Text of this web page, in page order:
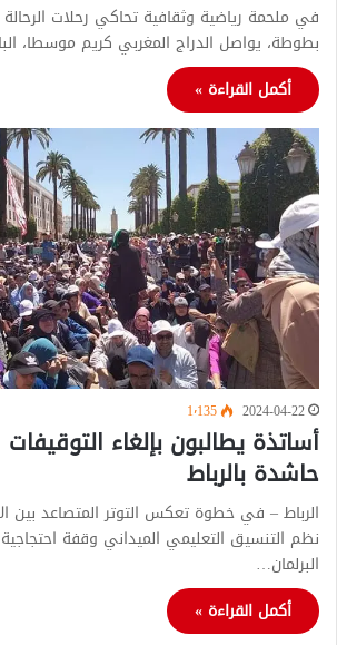
في ملحمة رياضية وثقافية تحاكي رحلات
بطوطة، يواصل الدراج المغربي كريم موسطا،
أكمل القراءة »
2024-04-22 1٬135
أساتذة يطالبون بإلغاء
حاشدة بالرباط
الرباط – في خطوة تعكس التوتر المتصاعد بين
نظم التنسيق التعليمي الميداني وقفة
البرلمان…
أكمل القراءة »